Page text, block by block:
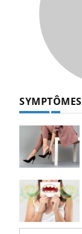
SYMPTÔMES